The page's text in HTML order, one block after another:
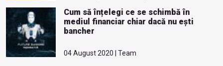
Cum să înțelegi ce se schimbă în
mediul financiar chiar dacă nu ești
bancher
04 August 2020 | Team